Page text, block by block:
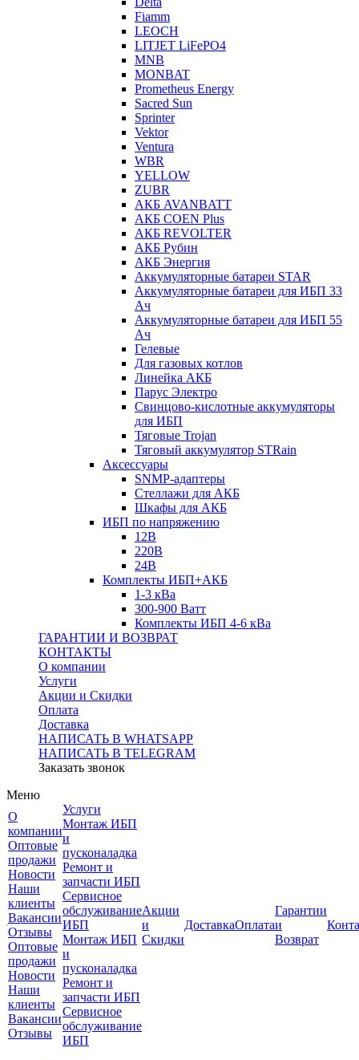
Fiamm
LEOCH
LITJET LiFePO4
MNB
MONBAT
Prometheus Energy
Sacred Sun
Sprinter
Vektor
Ventura
WBR
YELLOW
ZUBR
АКБ AVANBATT
АКБ COEN Plus
АКБ REVOLTER
АКБ Рубин
АКБ Энергия
Аккумуляторные батареи STAR
Аккумуляторные батареи для ИБП 33
Ач
Аккумуляторные батареи для ИБП 55
Ач
Гелевые
Для газовых котлов
Линейка АКБ
Парус Электро
Свинцово-кислотные аккумуляторы
для ИБП
Тяговые Trojan
Тяговый аккумулятор STRain
Аксессуары
SNMP-адаптеры
Стеллажи для АКБ
Шкафы для АКБ
ИБП по напряжению
12В
220В
24В
Комплекты ИБП+АКБ
1-3 кВа
300-900 Ватт
Комплекты ИБП 4-6 кВа
ГАРАНТИИ И ВОЗВРАТ
КОНТАКТЫ
О компании
Услуги
Акции и Скидки
Оплата
Доставка
НАПИСАТЬ В WHATSAPP
НАПИСАТЬ В TELEGRAM
Заказать звонок
Меню
О
компании
Оптовые
продажи
Новости
Наши
клиенты
Вакансии
Отзывы
Оптовые
продажи
Новости
Наши
клиенты
Вакансии
Отзывы
Услуги
Монтаж ИБП
и
пусконаладка
Ремонт и
запчасти ИБП
Сервисное
обслуживание
ИБП
Монтаж ИБП
и
пусконаладка
Ремонт и
запчасти ИБП
Сервисное
обслуживание
ИБП
Акции
и
Скидки
ДоставкаОплата
Гарантии
и
Возврат